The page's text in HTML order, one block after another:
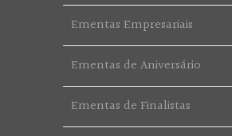
Ementas Empresariais
Ementas de Aniversário
Ementas de Finalistas